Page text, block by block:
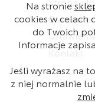
Dla
Kontakt
Na stronie
cookies w celach
do Twoich
Informacje
Jeśli wyrażasz na
z niej normalnie